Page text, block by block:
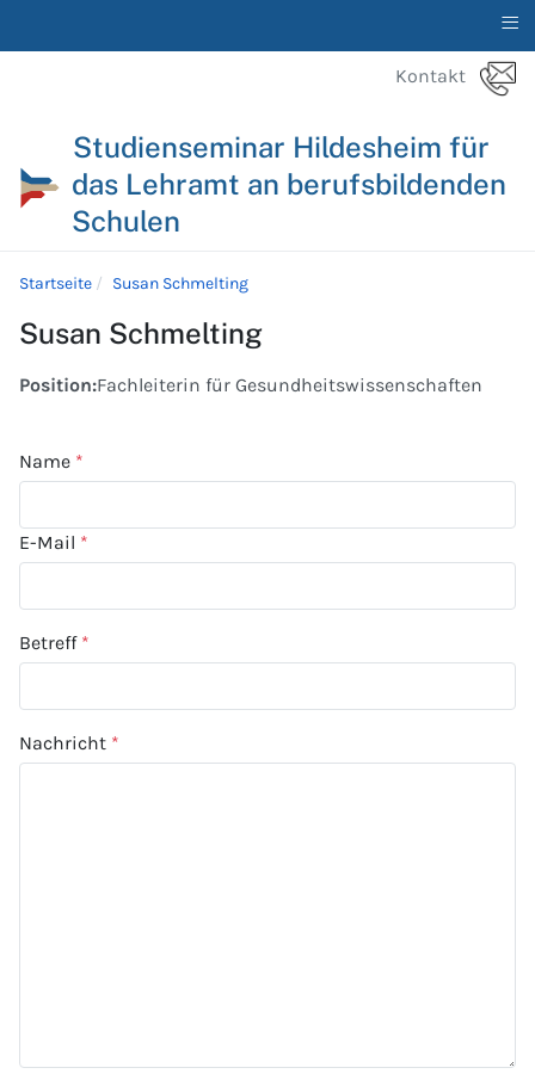
Kontakt
Studienseminar Hildesheim für
das Lehramt an berufsbildenden
Schulen
Startseite Susan Schmelting
Susan Schmelting
Position:Fachleiterin für Gesundheitswissenschaften
Name *
E-Mail *
Betreff*
Nachricht *
≡